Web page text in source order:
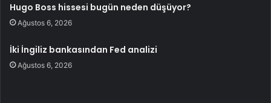
Hugo Boss hissesi bugün neden düşüyor?
Ağustos 6, 2026
İki İngiliz bankasından Fed analizi
Ağustos 6, 2026